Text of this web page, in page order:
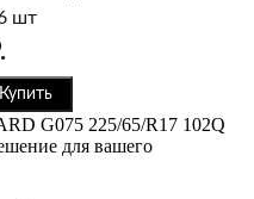
шт
Купить
G075 225/65/R17 102Q
для вашего